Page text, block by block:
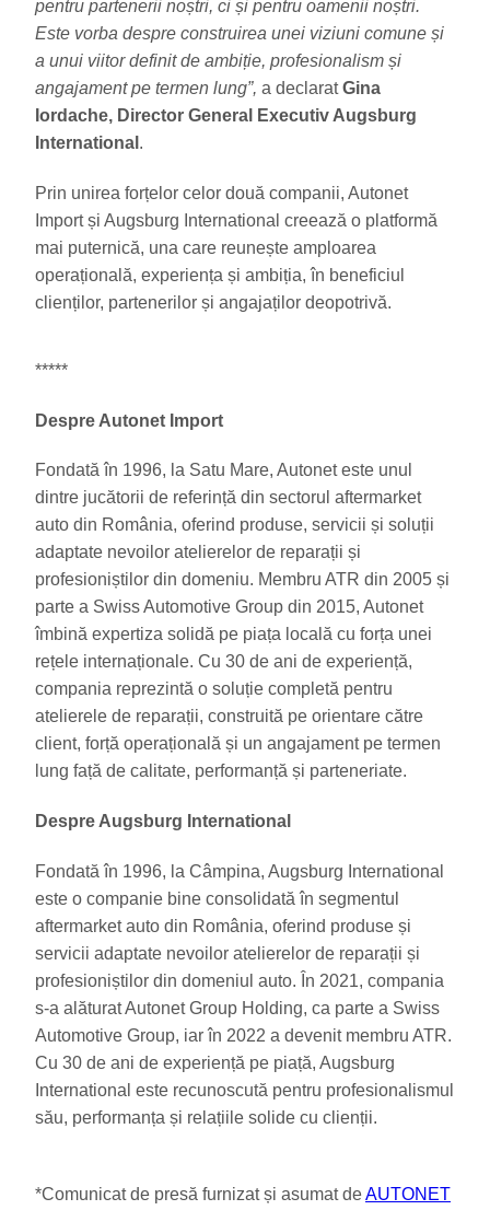
pentru partenerii noștri, ci și pentru oamenii noștri.
Este vorba despre construirea unei viziuni comune și
a unui viitor definit de ambiție, profesionalism și
angajament pe termen lung”, a declaratGina
Iordache, Director General Executiv Augsburg
International .
Prin unirea forțelor celor două companii, Autonet
Import și Augsburg International creează o platformă
mai puternică, una care reunește amploarea
operațională, experiența și ambiția, în beneficiul
clienților, partenerilor și angajaților deopotrivă.
*****
Despre Autonet Import
Fondată în 1996, la Satu Mare, Autonet este unul
dintre jucătorii de referință din sectorul aftermarket
auto din România, oferind produse, servicii și soluții
adaptate nevoilor atelierelor de reparații și
profesioniștilor din domeniu. Membru ATR din 2005 și
parte a Swiss Automotive Group din 2015, Autonet
îmbină expertiza solidă pe piața locală cu forța unei
rețele internaționale. Cu 30 de ani de experiență,
compania reprezintă o soluție completă pentru
atelierele de reparații, construită pe orientare către
client, forță operațională și un angajament pe termen
lung față de calitate, performanță și parteneriate.
Despre Augsburg International
Fondată în 1996, la Câmpina, Augsburg International
este o companie bine consolidată în segmentul
aftermarket auto din România, oferind produse și
servicii adaptate nevoilor atelierelor de reparații și
profesioniștilor din domeniul auto. În 2021, compania
s-a alăturat Autonet Group Holding, ca parte a Swiss
Automotive Group, iar în 2022 a devenit membru ATR.
Cu 30 de ani de experiență pe piață, Augsburg
International este recunoscută pentru profesionalismul
său, performanța și relațiile solide cu clienții.
*Comunicat de presă furnizat și asumat deAUTONET